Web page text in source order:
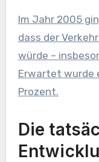
Im Jahr 2005
dass der
würde –
Erwartet wurde
Prozent.
Die